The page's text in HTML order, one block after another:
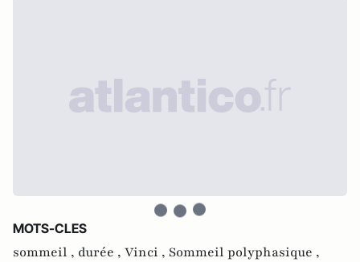
MOTS-CLES
sommeil , durée , Vinci , Sommeil polyphasique ,